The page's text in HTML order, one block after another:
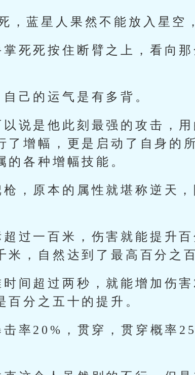
，蓝星人果然不能放入星空
死死按住断臂之上，看向那
己的运气是有多背。
说是他此刻最强的攻击，
了增幅，更是启动了自身的
的各种增幅技能。
，原本的属性就堪称逆天
过一百米，伤害就能提升
米，自然达到了最高百分之
间超过两秒，就能增加伤
百分之五十的提升。
率20%，贯穿，贯穿概率